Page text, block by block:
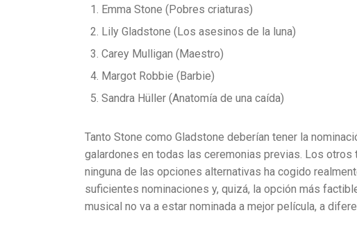
Emma Stone (Pobres criaturas)
Lily Gladstone (Los asesinos de la luna)
Carey Mulligan (Maestro)
Margot Robbie (Barbie)
Sandra Hüller (Anatomía de una caída)
Tanto Stone como Gladstone deberían tener la
galardones en todas las ceremonias previas. Los
ninguna de las opciones alternativas ha cogido
suficientes nominaciones y, quizá, la opción más
musical no va a estar nominada a mejor película, a